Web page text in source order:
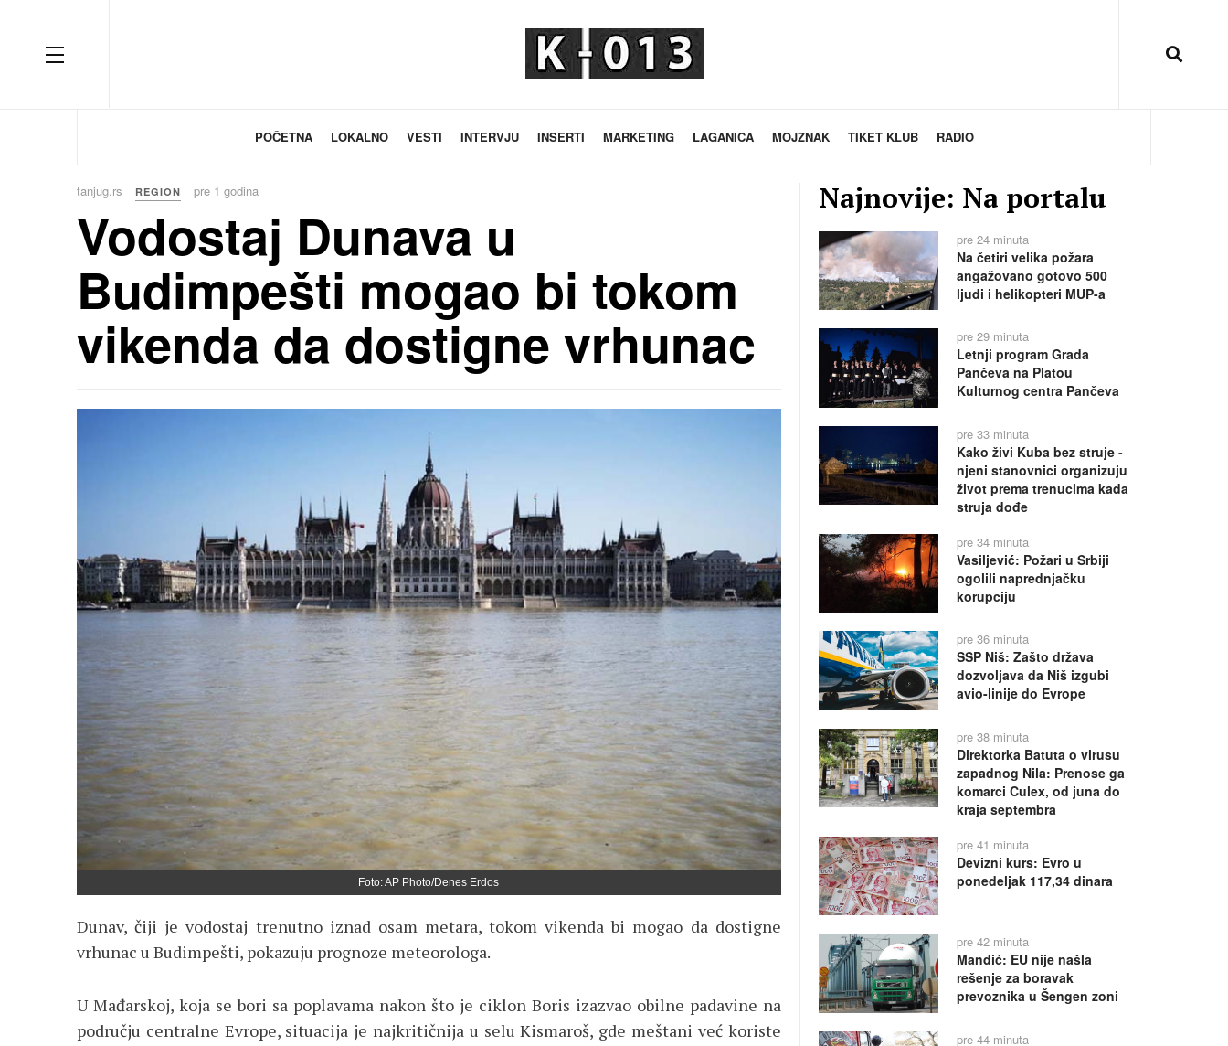
OFF CANVAS
POČETNA LOKALNO VESTI INTERVJU INSERTI MARKETING LAGANICA MOJZNAK TIKET KLUB RADIO
tanjug.rs REGION pre 1 godina
Vodostaj Dunava u
Budimpešti mogao bi tokom
vikenda da dostigne vrhunac
Foto: AP Photo/Denes Erdos
Dunav, čiji je vodostaj trenutno iznad osam metara, tokom vikenda bi mogao da dostigne
vrhunac u Budimpešti, pokazuju prognoze meteorologa.
U Mađarskoj, koja se bori sa poplavama nakon što je ciklon Boris izazvao obilne padavine na
području centralne Evrope, situacija je najkritičnija u selu Kismaroš, gde meštani već koriste
Najnovije: Na portalu
pre 24 minuta
Na četiri velika požara
angažovano gotovo 500
ljudi i helikopteri MUP-a
pre 29 minuta
Letnji program Grada
Pančeva na Platou
Kulturnog centra Pančeva
pre 33 minuta
Kako živi Kuba bez struje -
njeni stanovnici organizuju
život prema trenucima kada
struja dođe
pre 34 minuta
Vasiljević: Požari u Srbiji
ogolili naprednjačku
korupciju
pre 36 minuta
SSP Niš: Zašto država
dozvoljava da Niš izgubi
avio-linije do Evrope
pre 38 minuta
Direktorka Batuta o virusu
zapadnog Nila: Prenose ga
komarci Culex, od juna do
kraja septembra
pre 41 minuta
Devizni kurs: Evro u
ponedeljak 117,34 dinara
pre 42 minuta
Mandić: EU nije našla
rešenje za boravak
prevoznika u Šengen zoni
pre 44 minuta